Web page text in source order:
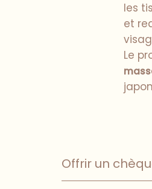
les
et
Le
Offrir un